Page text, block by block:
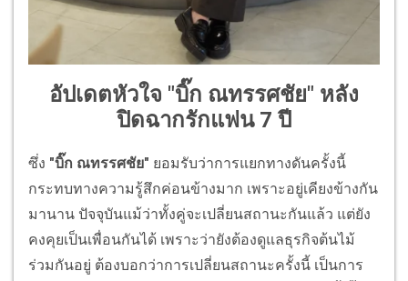
อัปเดตหัวใจ "บิ๊ก ณทรรศชัย" หลัง
ปิดฉากรักแฟน 7 ปี
ซึ่ง "บิ๊ก ณทรรศชัย" ยอมรับว่าการแยกทางดันครั้งนี้
กระทบทางความรู้สึกค่อนข้างมาก เพราะอยู่เคียงข้างกัน
มานาน ปัจจุบันแม้ว่าทั้งคู่จะเปลี่ยนสถานะกันแล้ว แต่ยัง
คงคุยเป็นเพื่อนกันได้ เพราะว่ายังต้องดูแลธุรกิจต้นไม้
ร่วมกันอยู่ ต้องบอกว่าการเปลี่ยนสถานะครั้งนี้ เป็นการ